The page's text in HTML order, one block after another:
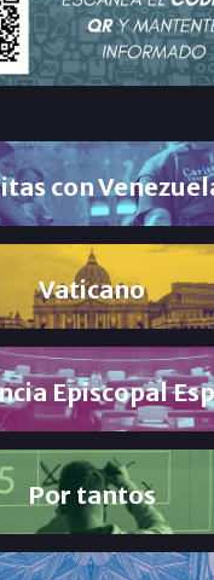
con
Vaticano
Episcopal
Por tantos